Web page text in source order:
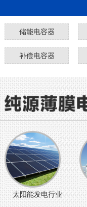
储能电容器
补偿电容器
太阳能发电行业